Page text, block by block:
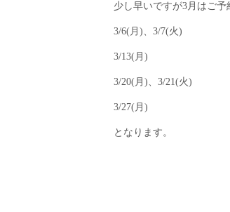
少し早いですが3月はご予
3/6( 月 )、 3/7(火)
3/13( 月 )
3/20( 月 )、 3/21(火)
3/27( 月 )
となります。